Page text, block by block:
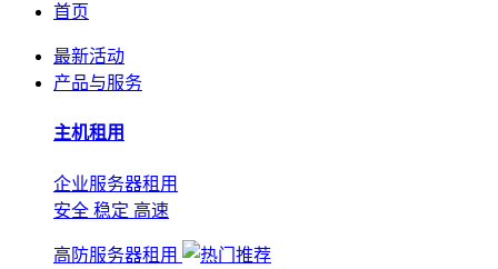
首页
最新活动
产品与服务
主机租用
企业服务器租用
安全 稳定 高速
高防服务器租用